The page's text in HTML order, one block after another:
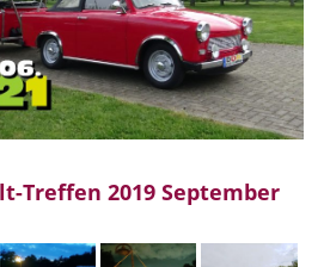
Treffen 2019 September